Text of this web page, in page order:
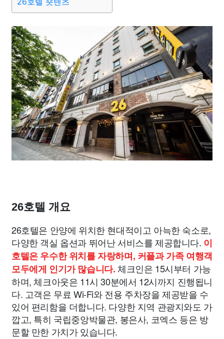
26호텔 개요
26호텔은 안양에 위치한 현대적이고 아늑한 숙소로,
다양한 객실 옵션과 뛰어난 서비스를 제공합니다. 이
호텔은 우수한 위치를 자랑하며, 커플과 가족 여행객
모두에게 인기가 많습니다. 체크인은 15시부터 가능
하며, 체크아웃은 11시 30분에서 12시까지 진행됩니
다. 고객은 무료 Wi-Fi와 전용 주차장을 제공받을 수
있어 편리함을 더합니다. 다양한 지역 관광지와도 가
깝고, 특히 국립중앙박물관, 봉은사, 코엑스 등은 방
문할 만한 가치가 있습니다.